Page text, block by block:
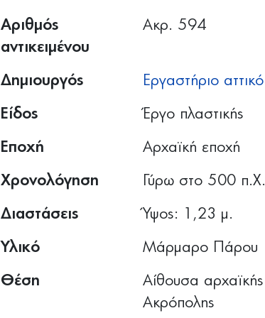
Αριθμός
αντικειμένου
Ακρ. 594
Δημιουργός Εργαστήριο αττικό
Είδος Έργο πλαστικής
Εποχή Αρχαϊκή εποχή
Χρονολόγηση Γύρω στο 500 π.Χ.
Διαστάσεις Ύψος: 1,23 μ.
Υλικό Μάρμαρο Πάρου
Θέση
Αίθουσα αρχαϊκής
Ακρόπολης